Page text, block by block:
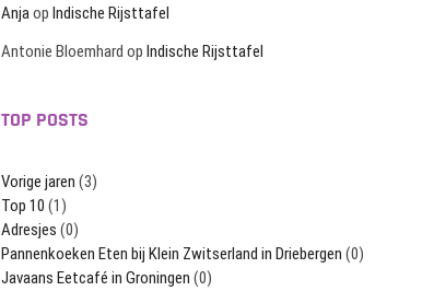
Anjaop Indische Rijsttafel
Antonie Bloemhard op Indische Rijsttafel
TOP POSTS
Vorige jaren (3)
Top 10 (1)
Adresjes (0)
Pannenkoeken Eten bij Klein Zwitserland in Driebergen (0)
Javaans Eetcafé in Groningen (0)